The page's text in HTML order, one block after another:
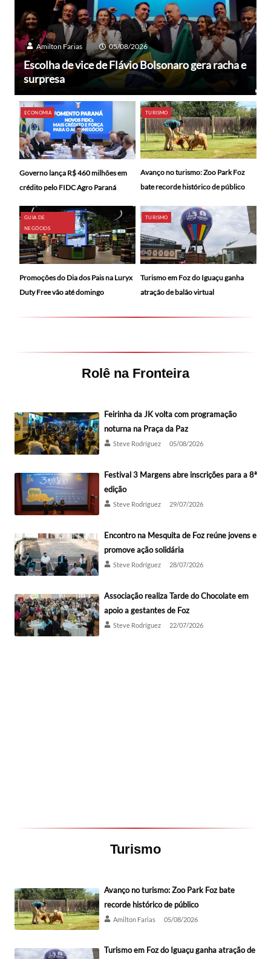
Amilton Farias 05/08/2026
Escolha de vice de Flávio Bolsonaro gera racha e
surpresa
ECONOMIA
Governo lança R$ 460 milhões em
crédito pelo FIDC Agro Paraná
TURISMO
Avanço no turismo: Zoo Park Foz
bate recorde histórico de público
GUIA DE
NEGÓCIOS
Promoções do Dia dos Pais na Luryx
Duty Free vão até domingo
TURISMO
Turismo em Foz do Iguaçu ganha
atração de balão virtual
Rolê na Fronteira
Feirinha da JK volta com programação
noturna na Praça da Paz
Steve Rodríguez 05/08/2026
Festival 3 Margens abre inscrições para a 8ª
edição
Steve Rodríguez 29/07/2026
Encontro na Mesquita de Foz reúne jovens e
promove ação solidária
Steve Rodríguez 28/07/2026
Associação realiza Tarde do Chocolate em
apoio a gestantes de Foz
Steve Rodríguez 22/07/2026
Turismo
Avanço no turismo: Zoo Park Foz bate
recorde histórico de público
Amilton Farias 05/08/2026
Turismo em Foz do Iguaçu ganha atração de